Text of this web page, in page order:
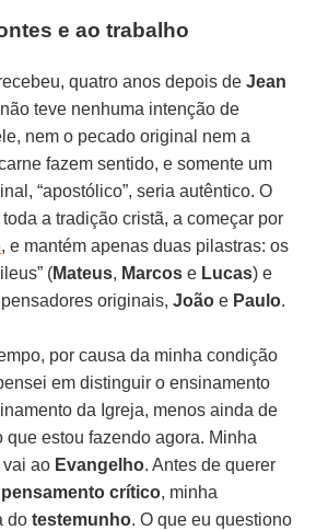
e ao trabalho
quatro anos depois deJean
teve nenhuma intenção de
nem o pecado original nem a
fazem sentido, e somente um
“apostólico”, seria autêntico. O
a tradição cristã, a começar por
, e mantém apenas duas pilastras: os
(Mateus, Marcos e Lucas) e
originais,João e Paulo.
por causa da minha condição
em distinguir o ensinamento
da Igreja, menos ainda de
que estou fazendo agora. Minha
ao Evangelho. Antes de querer
pensamento crítico, minha
dotestemunho. O que eu questiono